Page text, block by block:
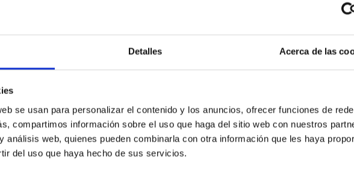
Detalles Acerca de las
se usan para personalizar el contenido y los anuncios, ofrecer funciones de
compartimos información sobre el uso que haga del sitio web con nuestros
análisis web, quienes pueden combinarla con otra información que les haya
del uso que haya hecho de sus servicios.
Galáctica en el Grupo Local